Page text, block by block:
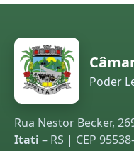
Poder
Rua Nestor Becker,
Itati – RS | CEP